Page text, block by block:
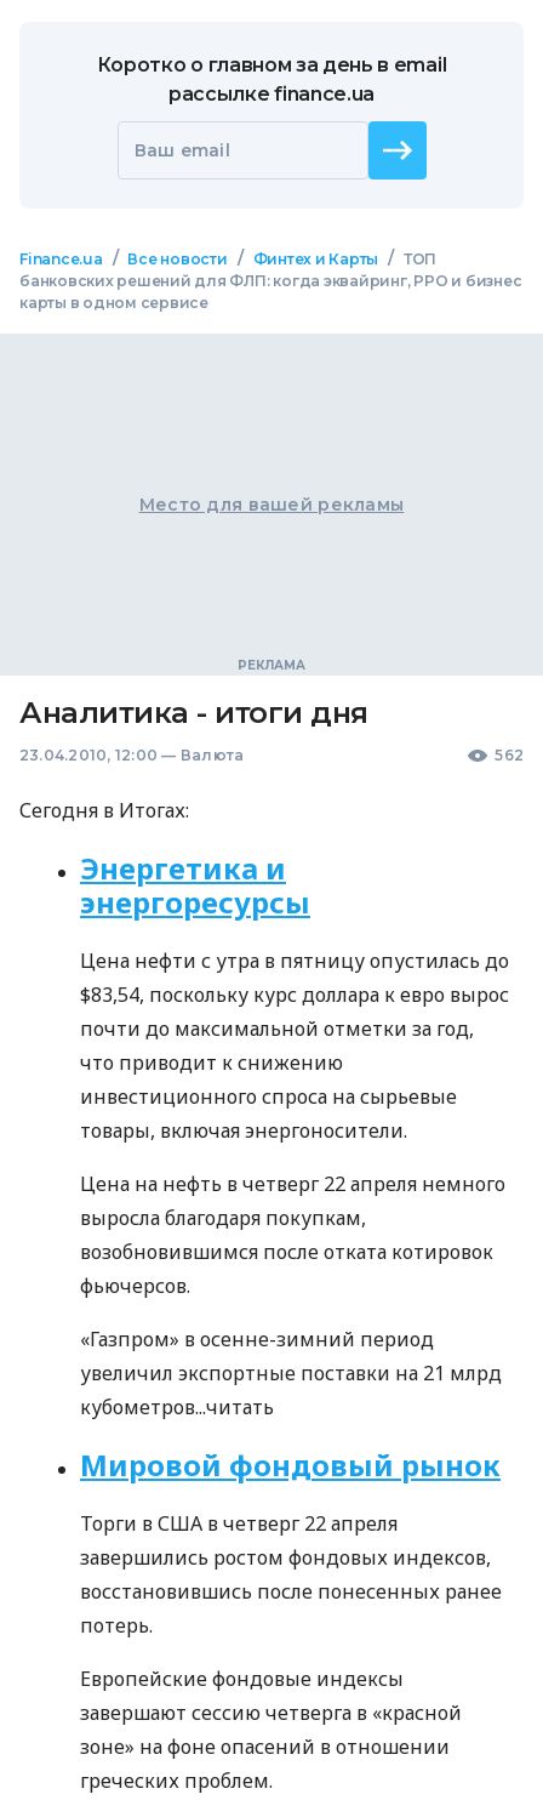
Коротко о главном за день в email
рассылке finance.ua
Ваш email
Finance.ua / Все новости / Финтех и Карты / ТОП
банковских решений для ФЛП: когда эквайринг, РРО и бизнес
карты в одном сервисе
Место для вашей рекламы
Аналитика - итоги дня
23.04.2010, 12:00 — Валюта 562
Сегодня в Итогах:
Энергетика и
энергоресурсы
Цена нефти с утра в пятницу опустилась до
$83,54, поскольку курс доллара к евро вырос
почти до максимальной отметки за год,
что приводит к снижению
инвестиционного спроса на сырьевые
товары, включая энергоносители.
Цена на нефть в четверг 22 апреля немного
выросла благодаря покупкам,
возобновившимся после отката котировок
фьючерсов.
«Газпром» в осенне-зимний период
увеличил экспортные поставки на 21 млрд
кубометров...читать
Мировой фондовый рынок
Торги в США в четверг 22 апреля
завершились ростом фондовых индексов,
восстановившись после понесенных ранее
потерь.
Европейские фондовые индексы
завершают сессию четверга в «красной
зоне» на фоне опасений в отношении
греческих проблем.